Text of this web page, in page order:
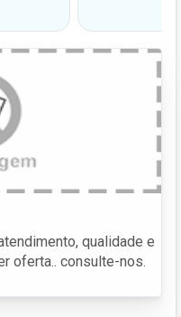
qualidade e
oferta.. consulte-nos.